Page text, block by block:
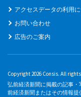
アクセスデータの利用
お問い合わせ
広告のご案内
Copyright 2026 Consis. All
弘前経済新聞に掲載の記事
前経済新聞またはその情報提